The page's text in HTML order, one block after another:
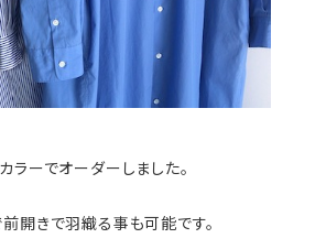
ラーでオーダーしました。
開きで羽織る事も可能です。